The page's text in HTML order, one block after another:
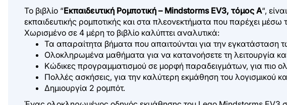
Το βιβλίο “Εκπαιδευτική Ρομποτική – Mindstorms EV3, τόμος Α“,
εκπαιδευτικής ρομποτικής και στα πλεονεκτήματα που παρέχει μέσω
Χωρισμένο σε 4 μέρη το βιβλίο καλύπτει αναλυτικά:
Τα απαραίτητα βήματα που απαιτούνται για την
Ολοκληρωμένα μαθήματα για να κατανοήσετε τη λειτουργία
Κώδικες προγραμματισμού σε μορφή παραδειγμάτων, για πιο
Πολλές ασκήσεις, για την καλύτερη εκμάθηση του λογισμικού
Δημιουργία 2 ρομπότ.